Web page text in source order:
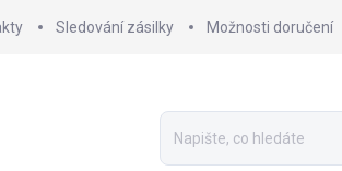
Sledování zásilky Možnosti doručení